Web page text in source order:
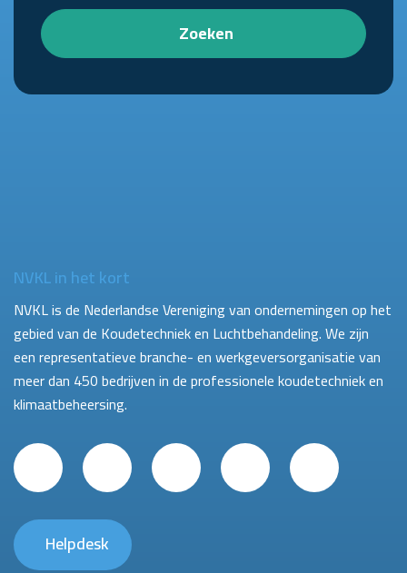
Zoeken
NVKL in het kort
NVKL is de Nederlandse Vereniging van ondernemingen op het
gebied van de Koudetechniek en Luchtbehandeling. We zijn
een representatieve branche- en werkgeversorganisatie van
meer dan 450 bedrijven in de professionele koudetechniek en
klimaatbeheersing.
Helpdesk